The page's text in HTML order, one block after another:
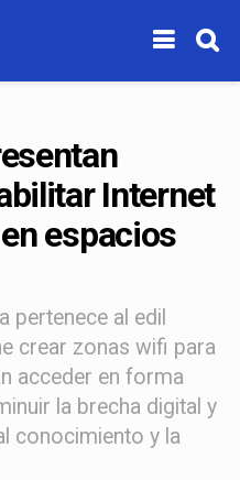
Internet
espacios
pertenece al edil
crear zonas wifi para
acceder en forma
la brecha digital y
conocimiento y la